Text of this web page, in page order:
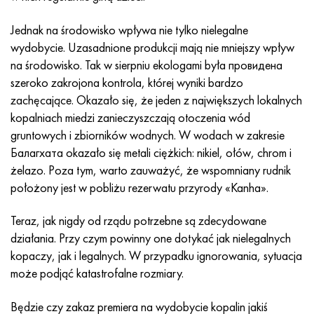
Jednak na środowisko wpływa nie tylko nielegalne
wydobycie. Uzasadnione produkcji mają nie mniejszy wpływ
na środowisko. Tak w sierpniu ekologami była провидена
szeroko zakrojona kontrola, której wyniki bardzo
zachęcające. Okazało się, że jeden z największych lokalnych
kopalniach miedzi zanieczyszczają otoczenia wód
gruntowych i zbiorników wodnych. W wodach w zakresie
Балагхата okazało się metali ciężkich: nikiel, ołów, chrom i
żelazo. Poza tym, warto zauważyć, że wspomniany rudnik
położony jest w pobliżu rezerwatu przyrody «Kanha».
Teraz, jak nigdy od rządu potrzebne są zdecydowane
działania. Przy czym powinny one dotykać jak nielegalnych
kopaczy, jak i legalnych. W przypadku ignorowania, sytuacja
może podjąć katastrofalne rozmiary.
Będzie czy zakaz premiera na wydobycie kopalin jakiś
Incotherm
Incotest
Jette M152
Kobalt 6B
marowanie 250
Rene 41
Marażowanie 300
Marażowanie 350
MP35N
47nd
47НХР
49KF
49K2F, 49K2FA-VI
Stop 50N
Stop 50NP
50NHS
Stop 52N
52K12F
HN62VMYUT
HN62MVKYU
HN63MB
XN65VM
HN65VMTYU
KhN67MVTYu
KhN68VKTYU
KhN68VMTYUK-vd
HN70VMTYU
WT-35
PT-1M
PT-3V
PT-7M
2B
SPT-2 sv
AT3
3M
1.4466 - AISI 310MoLn
Stop Al6xn
15-7Ph® - 1.4532
PH 13-8 Mo - 1,4534
1.4542 - 17-4Ph®
Custom 455® - 1.4543 - uns 45500
1.4545 - 15-5Ph®
1.4548 - 17-4Ph®
1.4550 - AISI 347
10X17H13M3T
10X18N18Yu4D
11X11N2V2MF
12X18H9T
13H11N2V2MF
15x11mf
15х12vnmf
15Х12Н2MVFAB
15X16K5N2MVFAB
2,0872, CuNi10Fe1Mn, Cw352h
Silikonowy brąz aluminiowy
CW301G, C64200
brąz krzemowy
C65500, CuAl11Fe3
C65620, CuSi3Fe2Zn3
C65100, CuSi1,5
Brąz cynowo-ołowiowy
c92200, CuSn6Zn4Pb2
Czerwony mosiądz
C84400, CuSn2ZnPb
C83600, CuSn5ZnPb
45G2, 45g2, AISI 1144
Stal konstrukcyjna stopowa
10g2, 10g2, AISI 1513
12X2H4A, 15NiCr13, 1.5752
AC14, 11SMnPb30
20G, 20min5
20XH3A, AISI 4320, 20hn3a
20HM, 24CrMo5, 20hm
25KhGM, 20CrMo5, 1.7264
Р6М5, 1.3343, hs6-5-2, sw7m
Р6М5К5, 1.3243, hs6-5-2-5
R6M5F3, 1.3344, hs6-5-3
Р9М4К8,1.3207
R12F3, 1.3318, sw12
P18, 1.3355, hs18-0-1, sw18
Stal węglowa
У10,1.1645, C105W1
11G12, 110G13L, X120Mn12